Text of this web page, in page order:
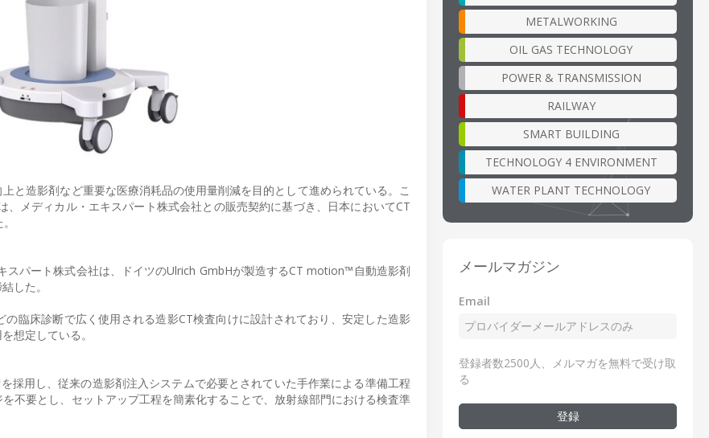
と造影剤など重要な医療消耗品の使用量削減を目的として進められている。こ
、メディカル・エキスパート株式会社との販売契約に基づき、日本においてCT
スパート株式会社は、ドイツのUlrich GmbHが製造するCT motion™自動造影剤
した。
臨床診断で広く使用される造影CT検査向けに設計されており、安定した造影
想定している。
採用し、従来の造影剤注入システムで必要とされていた手作業による準備工程
不要とし、セットアップ工程を簡素化することで、放射線部門における検査準
METALWORKING
OIL GAS TECHNOLOGY
POWER & TRANSMISSION
RAILWAY
SMART BUILDING
TECHNOLOGY 4 ENVIRONMENT
WATER PLANT TECHNOLOGY
メールマガジン
Email
登録者数2500人、メルマガを無料で受け取
る
登録